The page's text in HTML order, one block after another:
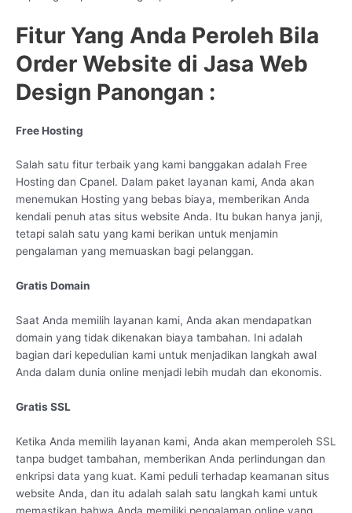
Fitur Yang Anda Peroleh Bila
Order Website di Jasa Web
Design Panongan :
Free Hosting
Salah satu fitur terbaik yang kami banggakan adalah Free
Hosting dan Cpanel. Dalam paket layanan kami, Anda akan
menemukan Hosting yang bebas biaya, memberikan Anda
kendali penuh atas situs website Anda. Itu bukan hanya janji,
tetapi salah satu yang kami berikan untuk menjamin
pengalaman yang memuaskan bagi pelanggan.
Gratis Domain
Saat Anda memilih layanan kami, Anda akan mendapatkan
domain yang tidak dikenakan biaya tambahan. Ini adalah
bagian dari kepedulian kami untuk menjadikan langkah awal
Anda dalam dunia online menjadi lebih mudah dan ekonomis.
Gratis SSL
Ketika Anda memilih layanan kami, Anda akan memperoleh SSL
tanpa budget tambahan, memberikan Anda perlindungan dan
enkripsi data yang kuat. Kami peduli terhadap keamanan situs
website Anda, dan itu adalah salah satu langkah kami untuk